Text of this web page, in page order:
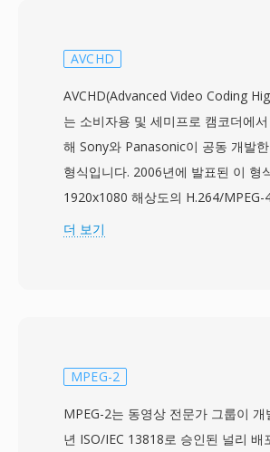
AVCHD
AVCHD(Advanced Video Coding
는 소비자용 및 세미프로 캠코더에
해 Sony와 Panasonic이 공동 개발
형식입니다. 2006년에 발표된 이 형
1920x1080 해상도의 H.264/MPEG-
와 Dolby Digital 또는 비압축 LPCM
용함으로써 DV나 MPEG-2 같은 이전
동일한 저장 용량에서 더 긴 녹화 시
더 보기
MPEG-2
MPEG-2는 동영상 전문가 그룹이
년 ISO/IEC 13818로 승인된 널리 배